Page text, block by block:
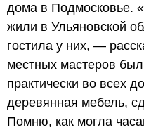
дома в Подмосковье.
жили в Ульяновской
гостила у них, —
местных мастеров
практически во всех
деревянная мебель,
Помню, как могла